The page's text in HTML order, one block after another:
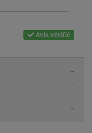
Avis vérifié
-
-
-
-